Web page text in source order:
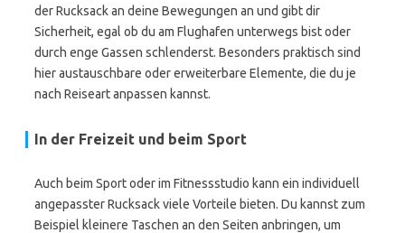
der Rucksack an deine Bewegungen an und gibt dir
Sicherheit, egal ob du am Flughafen unterwegs bist oder
durch enge Gassen schlenderst. Besonders praktisch sind
hier austauschbare oder erweiterbare Elemente, die du je
nach Reiseart anpassen kannst.
In der Freizeit und beim Sport
Auch beim Sport oder im Fitnessstudio kann ein individuell
angepasster Rucksack viele Vorteile bieten. Du kannst zum
Beispiel kleinere Taschen an den Seiten anbringen, um